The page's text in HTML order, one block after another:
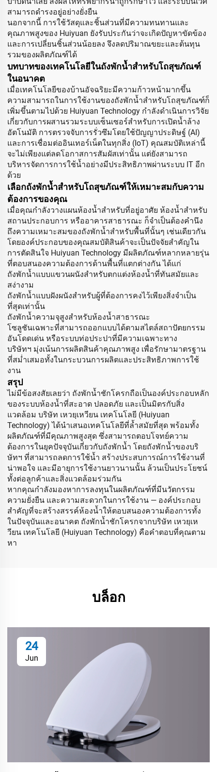
สามารถดำรงอยู่อย่างยั่งยืน
นอกจากนี้ การใช้วัสดุและชิ้นส่วนที่มีความทนทานและ
คุณภาพสูงของ Huiyuan ยังรับประกันว่าจะเกิดปัญหาขัดข้อง
และการเปลี่ยนชิ้นส่วนน้อยลง จึงลดปริมาณขยะและต้นทุน
รวมของผลิตภัณฑ์ได้
บทบาทของเทคโนโลยีในถังพักน้ำสำหรับโถสุขภัณฑ์
ในอนาคต
เมื่อเทคโนโลยีของบ้านอัจฉริยะมีความก้าวหน้ามากขึ้น
ความสามารถในการใช้งานของถังพักน้ำสำหรับโถสุขภัณฑ์ก็
เพิ่มขึ้นตามไปด้วย Huiyuan Technology กำลังดำเนินการวิจัย
เกี่ยวกับการผสานรวมระบบเซ็นเซอร์สำหรับการเปิดน้ำล้าง
อัตโนมัติ การตรวจจับการรั่วซึมโดยใช้ปัญญาประดิษฐ์ (AI)
และการเชื่อมต่ออินเทอร์เน็ตในทุกสิ่ง (IoT) คุณสมบัติเหล่านี้
จะไม่เพียงแต่ลดโอกาสการสัมผัสเท่านั้น แต่ยังสามารถ
บริหารจัดการการใช้น้ำอย่างมีประสิทธิภาพผ่านระบบ IT อีก
ด้วย
เลือกถังพักน้ำสำหรับโถสุขภัณฑ์ให้เหมาะสมกับความ
ต้องการของคุณ
เมื่อคุณกำลังวางแผนห้องน้ำสำหรับที่อยู่อาศัย ห้องน้ำสำหรับ
สถานประกอบการ หรืออาคารสาธารณะ ก็จำเป็นต้องคำนึง
ถึงความเหมาะสมของถังพักน้ำสำหรับพื้นที่นั้นๆ เช่นเดียวกัน
โดยองค์ประกอบของคุณสมบัติสินค้าจะเป็นปัจจัยสำคัญใน
การตัดสินใจ Huiyuan Technology มีผลิตภัณฑ์หลากหลายรุ่น
ที่ตอบสนองความต้องการด้านพื้นที่แตกต่างกัน ได้แก่
ถังพักน้ำแบบแขวนผนังสำหรับตกแต่งห้องน้ำที่ทันสมัยและ
สง่างาม
ถังพักน้ำแบบฝังผนังสำหรับผู้ที่ต้องการคงไว้เพียงสิ่งจำเป็น
ที่สุดเท่านั้น
ถังพักน้ำความจุสูงสำหรับห้องน้ำสาธารณะ
โซลูชันเฉพาะที่สามารถออกแบบได้ตามสไตล์สถาปัตยกรรม
อันโดดเด่น หรือระบบท่อประปาที่มีความเฉพาะทาง
บริษัทฯ มุ่งเน้นการผลิตสินค้าคุณภาพสูง เพื่อรักษามาตรฐาน
ที่สม่ำเสมอทั้งในกระบวนการผลิตและประสิทธิภาพการใช้
งาน
สรุป
ไม่มีข้อสงสัยเลยว่า ถังพักน้ำชักโครกถือเป็นองค์ประกอบหลัก
ของระบบห้องน้ำที่สะอาด ปลอดภัย และเป็นมิตรกับสิ่ง
แวดล้อม บริษัท เหวยฺเหวียน เทคโนโลยี (Huiyuan
Technology) ได้นำเสนอเทคโนโลยีที่ล้ำสมัยที่สุด พร้อมทั้ง
ผลิตภัณฑ์ที่มีคุณภาพสูงสุด ซึ่งสามารถตอบโจทย์ความ
ต้องการในยุคปัจจุบันเกี่ยวกับถังพักน้ำ โดยถังพักน้ำของบริ
ษัทฯ ที่สามารถลดการใช้น้ำ สร้างประสบการณ์การใช้งานที่
น่าพอใจ และมีอายุการใช้งานยาวนานนั้น ล้วนเป็นประโยชน์
ทั้งต่อลูกค้าและสิ่งแวดล้อมร่วมกัน
หากคุณกำลังมองหาการลงทุนในผลิตภัณฑ์ที่มีนวัตกรรม
ความยั่งยืน และความสะดวกในการใช้งาน — องค์ประกอบ
สำคัญที่จะสร้างสรรค์ห้องน้ำให้ตอบสนองความต้องการทั้ง
ในปัจจุบันและอนาคต ถังพักน้ำชักโครกจากบริษัท เหวยฺเห
วียน เทคโนโลยี (Huiyuan Technology) คือคำตอบที่คุณตาม
หา
บล็อก
24
Jun